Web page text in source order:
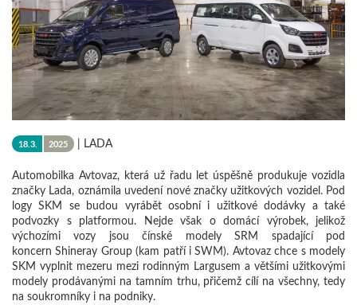
18.3. 2025 | LADA
Automobilka Avtovaz, která už řadu let úspěšně produkuje vozidla
značky Lada, oznámila uvedení nové značky užitkových vozidel. Pod
logy SKM se budou vyrábět osobní i užitkové dodávky a také
podvozky s platformou. Nejde však o domácí výrobek, jelikož
výchozími vozy jsou čínské modely SRM spadající pod
koncern Shineray Group (kam patří i SWM). Avtovaz chce s modely
SKM vyplnit mezeru mezi rodinným Largusem a většími užitkovými
modely prodávanými na tamním trhu, přičemž cílí na všechny, tedy
na soukromníky i na podniky.